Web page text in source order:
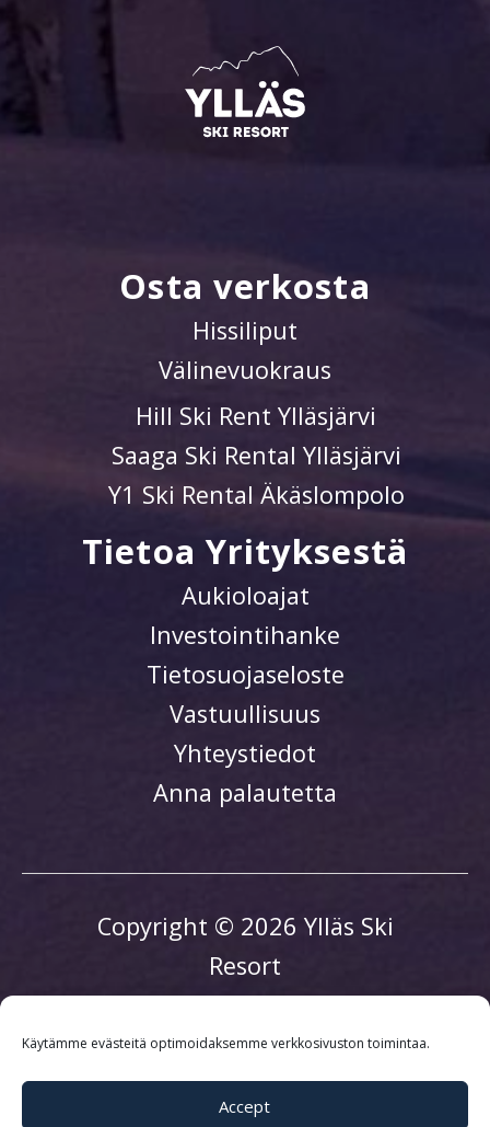
Käytämme evästeitä optimoidaksemme verkkosivuston toimintaa.
Accept
Osta verkosta
Hissiliput
Välinevuokraus
Hill Ski Rent Ylläsjärvi
Saaga Ski Rental Ylläsjärvi
Y1 Ski Rental Äkäslompolo
Tietoa Yrityksestä
Aukioloajat
Investointihanke
Tietosuojaseloste
Vastuullisuus
Yhteystiedot
Anna palautetta
Copyright © 2026 Ylläs Ski
Resort